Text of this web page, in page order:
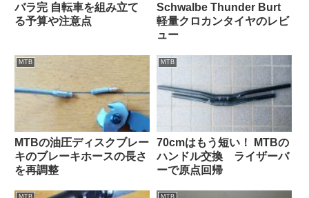
バラ完 自転車を組み立て
る予算や注意点
Schwalbe Thunder Burt
軽量クロカンタイヤのレビ
ュー
MTB
MTBの油圧ディスクブレー
キのブレーキホースの長さ
を再調整
MTB
70cmはもう短い！ MTBの
ハンドル交換 ライザーバ
ーで原点回帰